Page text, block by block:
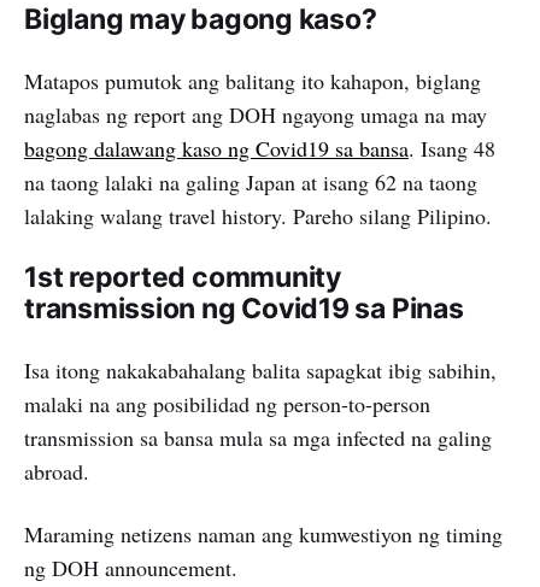
Biglang may bagong kaso?
Matapos pumutok ang balitang ito kahapon, biglang
naglabas ng report ang DOH ngayong umaga na may
bagong dalawang kaso ng Covid19 sa bansa. Isang 48
na taong lalaki na galing Japan at isang 62 na taong
lalaking walang travel history. Pareho silang Pilipino.
1st reported community
transmission ng Covid19 sa Pinas
Isa itong nakakabahalang balita sapagkat ibig sabihin,
malaki na ang posibilidad ng person-to-person
transmission sa bansa mula sa mga infected na galing
abroad.
Maraming netizens naman ang kumwestiyon ng timing
ng DOH announcement.